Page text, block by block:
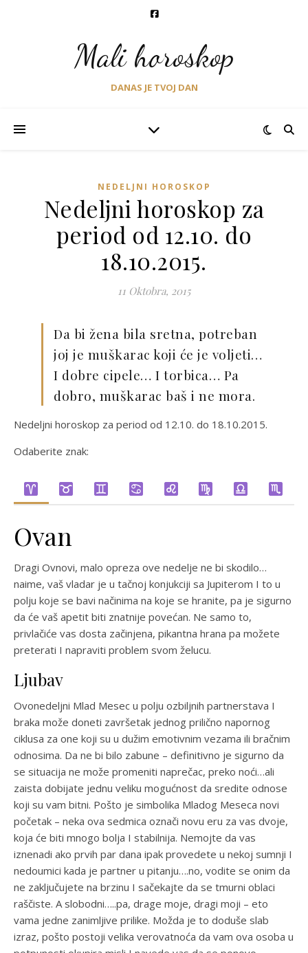
Mali horoskop
DANAS JE TVOJ DAN
NEDELJNI HOROSKOP
Nedeljni horoskop za
period od 12.10. do
18.10.2015.
11 Oktobra, 2015
Da bi žena bila sretna, potreban
joj je muškarac koji će je voljeti…
I dobre cipele… I torbica… Pa
dobro, muškarac baš i ne mora.
Nedeljni horoskop za period od 12.10. do 18.10.2015.
Odaberite znak:
Ovan
Dragi Ovnovi, malo opreza ove nedelje ne bi skodilo…
naime, vaš vladar je u tačnoj konjukciji sa Jupiterom I to u
polju koje se bavi načinima na koje se hranite, pa je sigurno
da će vaš apetit biti znatnije povećan. Ne samo to,
privlačiće vas dosta začinjena, pikantna hrana pa možete
preterati I napraviti problem svom želucu.
Ljubav
Ovonedeljni Mlad Mesec u polju ozbiljnih partnerstava I
braka može doneti završetak jednog prilično napornog
ciklusa za one koji su u dužim emotivnim vezama ili bračnim
odnosima. Da ne bi bilo zabune – definitivno je sigurno da
se situacija ne može promeniti naprečac, preko noći…ali
zaista dobijate jednu veliku mogućnost da sredite odnose
koji su vam bitni. Pošto je simbolika Mladog Meseca novi
početak – neka ova sedmica označi novu eru za vas dvoje,
koja će biti mnogo bolja I stabilnija. Nemojte da vas
iznenadi ako prvih par dana ipak provedete u nekoj sumnji I
nedoumici kada je partner u pitanju….no, vodite se onim da
ne zaključujete na brzinu I sačekajte da se tmurni oblaci
raščiste. A slobodni…..pa, drage moje, dragi moji – eto
vama jedne zanimljive prilike. Možda je to doduše slab
izraz, pošto postoji velika verovatnoća da vam ova osoba u